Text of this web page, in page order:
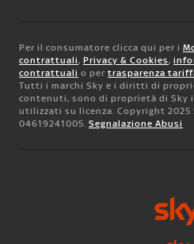
Per il consumatore clicca qui per i
contrattuali , Privacy & Cookies,
contrattuali o per trasparenza
Tutti i marchi Sky e i diritti di
contenuti, sono di proprietà di Sky
utilizzati su licenza. Copyright 2025
04619241005. Segnalazione Abusi